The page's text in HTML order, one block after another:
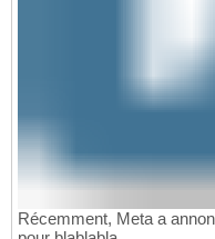
Récemment, Meta a